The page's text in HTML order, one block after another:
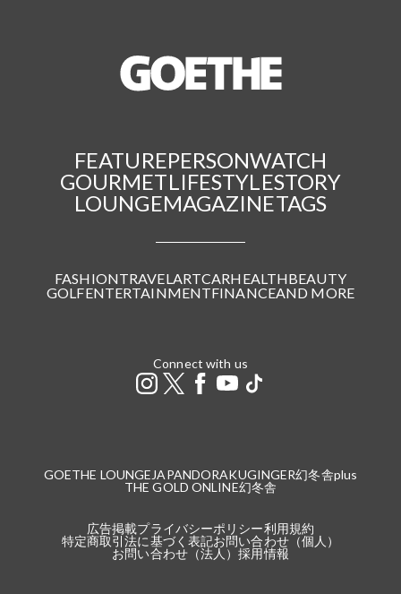
FEATUREPERSONWATCH
GOURMETLIFESTYLESTORY
LOUNGEMAGAZINETAGS
FASHIONTRAVELARTCARHEALTHBEAUTY
GOLFENTERTAINMENTFINANCEAND MORE
Connect with us
GOETHE LOUNGE JAPANDORAKUGINGER幻冬舎plus
THE GOLD ONLINE幻冬舎
広告掲載プライバシーポリシー利用規約
特定商取引法に基づく表記お問い合わせ（個人）
お問い合わせ（法人）採用情報